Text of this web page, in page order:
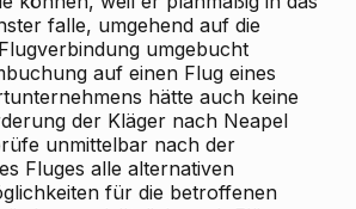
falle, umgehend auf die
umgebucht
auf einen Flug eines
hätte auch keine
der Kläger nach Neapel
unmittelbar nach der
Fluges alle alternativen
für die betroffenen